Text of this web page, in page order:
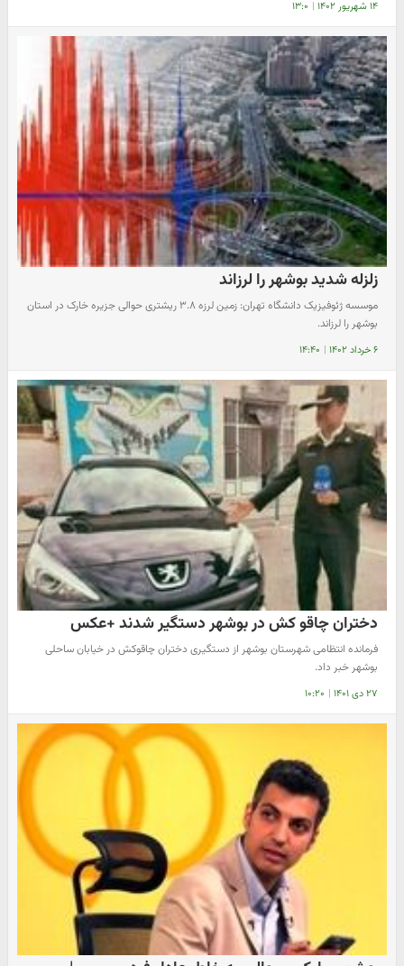
۱۴ شهریور ۱۴۰۲ | ۱۳:۰
زلزله شدید بوشهر را لرزاند
موسسه ژئوفیزیک دانشگاه تهران: زمین لرزه ۳.۸ ریشتری حوالی جزیره خارک در استان
بوشهر را لرزاند.
۶ خرداد ۱۴۰۲ | ۱۴:۴۰
دختران چاقو کش در بوشهر دستگیر شدند +عکس
فرمانده انتظامی شهرستان بوشهر از دستگیری دختران چاقوکش در خیابان ساحلی
بوشهر خبر داد.
۲۷ دی ۱۴۰۱ | ۱۰:۲۰